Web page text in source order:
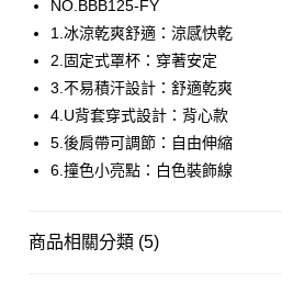
街口支付
ATM付款
運送方式
NO.BBB125-FY
1.冰涼乾爽舒適：涼感快乾
2.固定式罩杯：穿著安定
3.不易積汗設計：舒適乾爽
4.U背套穿式設計：背心款
5.後肩帶可調節：自由伸縮
6.撞色小亮點：白色裝飾線
商品相關分類 (5)